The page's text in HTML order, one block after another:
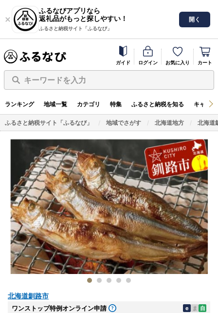
ふるなびアプリなら
返礼品がもっと探しやすい！
ふるさと納税サイト「ふるなび」
開く
ガイド ログイン お気に入り カート
キーワードを入力
ランキング 地域一覧 カテゴリ 特集 ふるさと納税を知る キャン
ふるさと納税サイト「ふるなび」 地域でさがす 北海道地方 北海道
北海道釧路市
ワンストップ特例オンライン申請 e ま 自